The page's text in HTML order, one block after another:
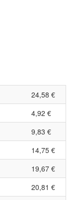
24,58 €
4,92 €
9,83 €
14,75 €
19,67 €
20,81 €